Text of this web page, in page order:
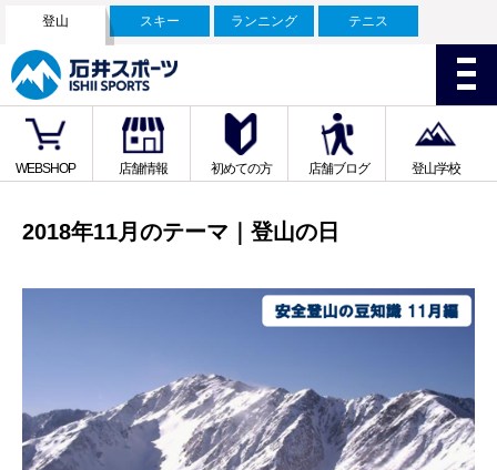
登山 スキー ランニング テニス
WEBSHOP 店舗情報 初めての方 店舗ブログ 登山学校
2018年11月のテーマ｜登山の日